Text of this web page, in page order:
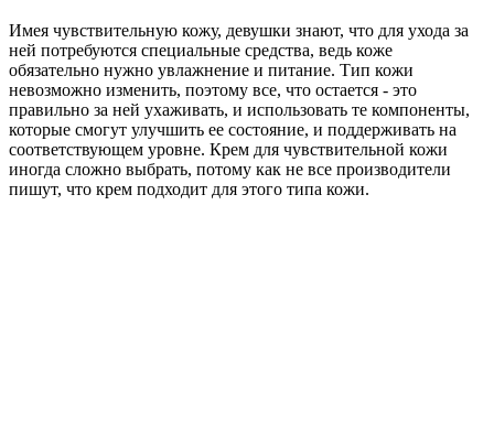
Имея чувствительную кожу, девушки знают, что для ухода за
ней потребуются специальные средства, ведь коже
обязательно нужно увлажнение и питание. Тип кожи
невозможно изменить, поэтому все, что остается - это
правильно за ней ухаживать, и использовать те компоненты,
которые смогут улучшить ее состояние, и поддерживать на
соответствующем уровне. Крем для чувствительной кожи
иногда сложно выбрать, потому как не все производители
пишут, что крем подходит для этого типа кожи.